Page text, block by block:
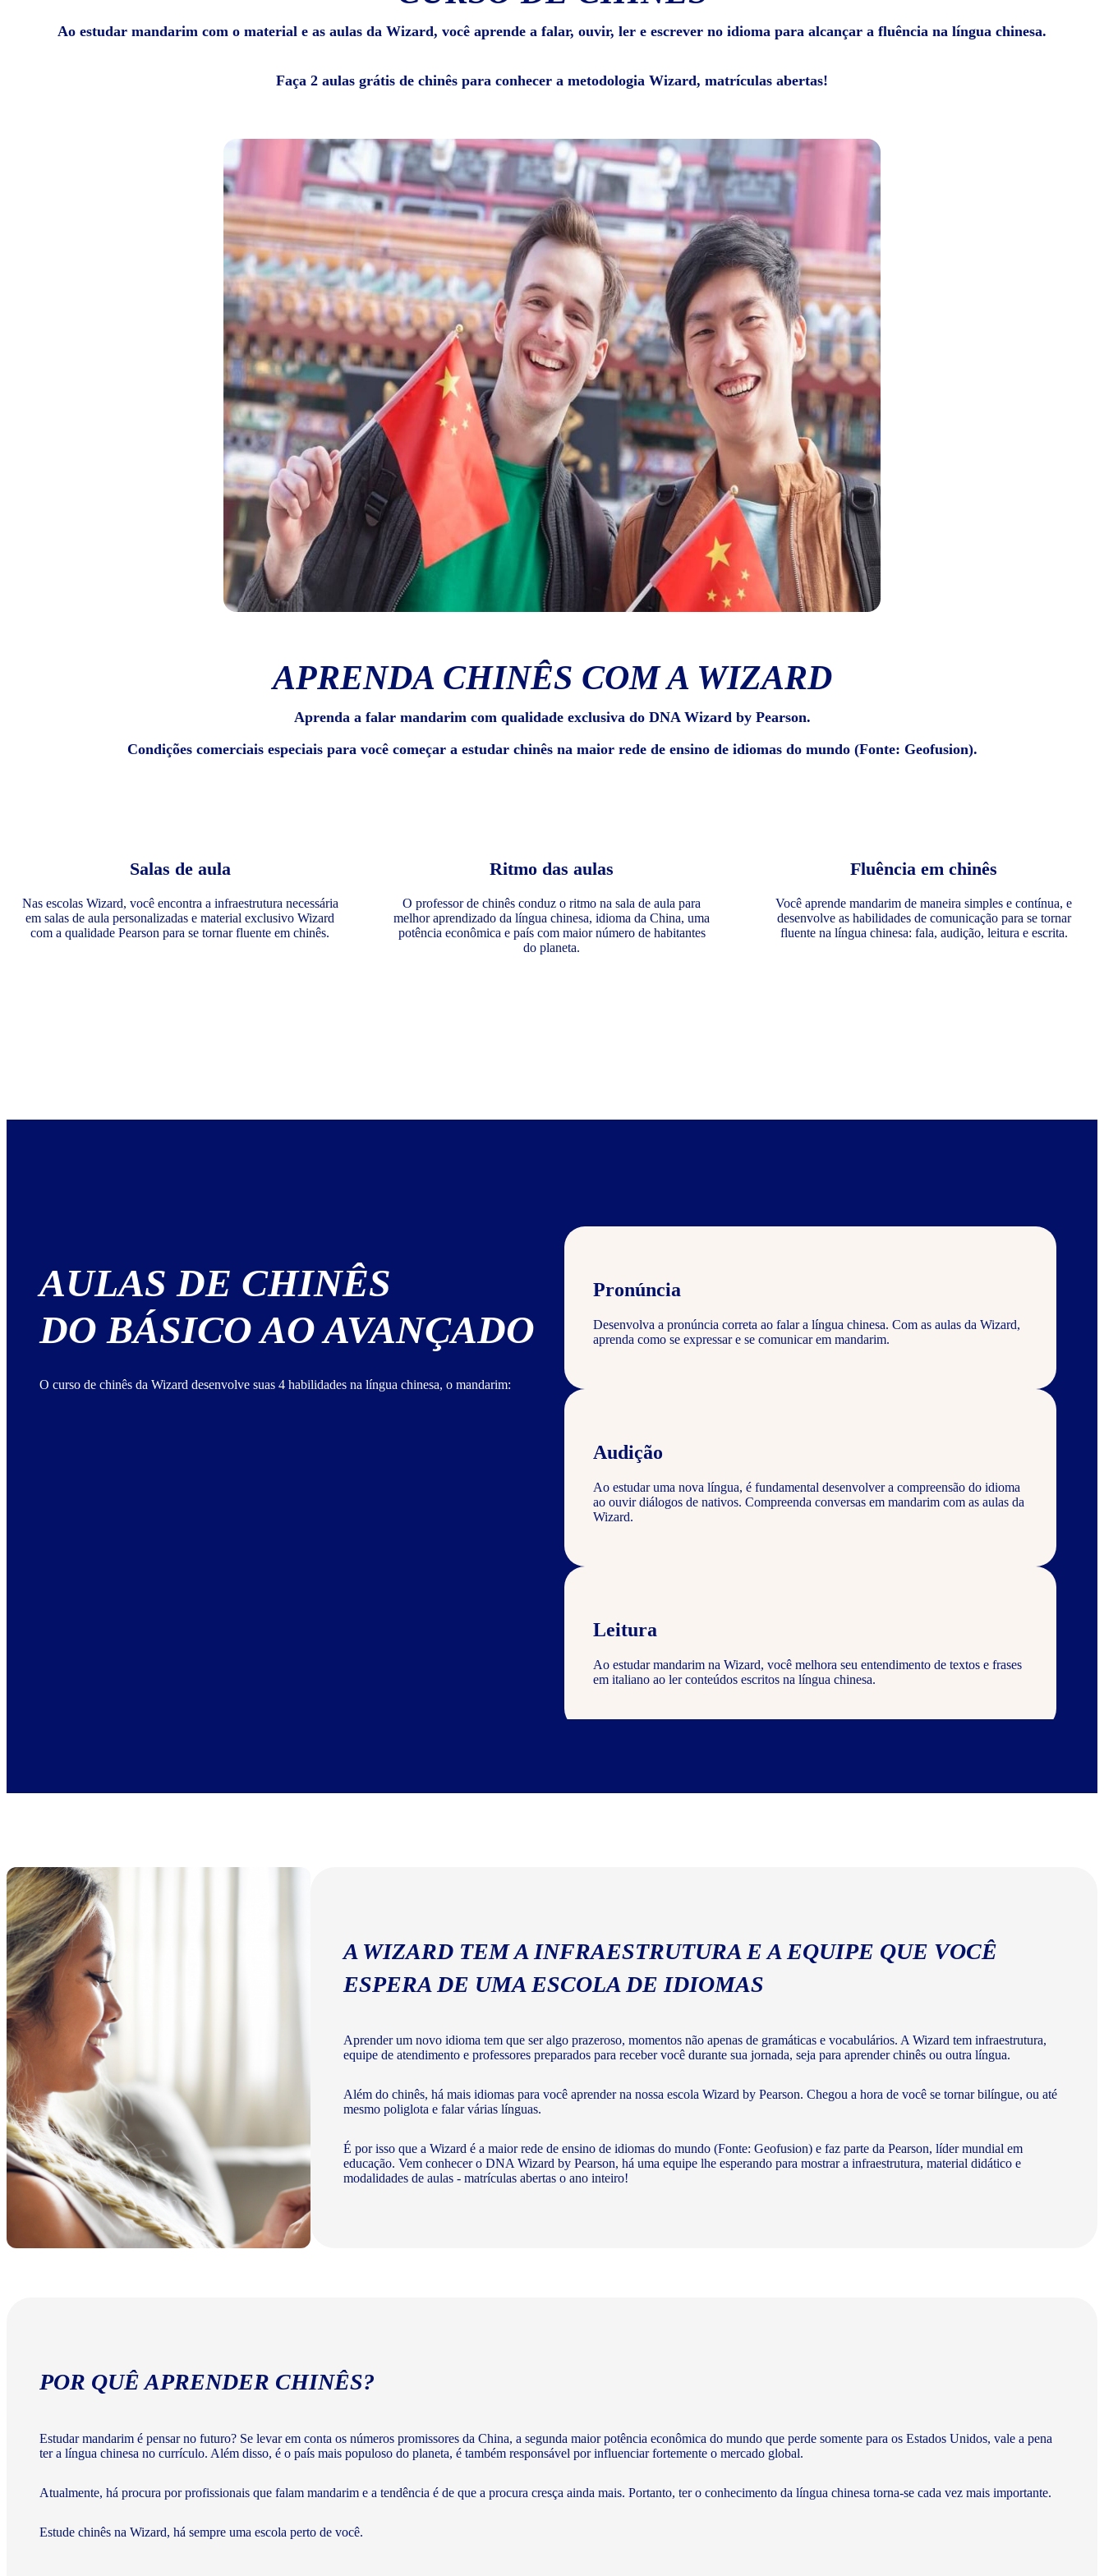
Ao estudar mandarim com o material e as aulas da Wizard, você aprende a falar, ouvir, ler e escrever no idioma para alcançar a fluência na língua chinesa.
Faça 2 aulas grátis de chinês para conhecer a metodologia Wizard, matrículas abertas!
APRENDA CHINÊS COM A WIZARD
Aprenda a falar mandarim com qualidade exclusiva do DNA Wizard by Pearson.
Condições comerciais especiais para você começar a estudar chinês na maior rede de ensino de idiomas do mundo (Fonte: Geofusion).
Salas de aula
Nas escolas Wizard, você encontra a infraestrutura necessária
em salas de aula personalizadas e material exclusivo Wizard
com a qualidade Pearson para se tornar fluente em chinês.
Ritmo das aulas
O professor de chinês conduz o ritmo na sala de aula para
melhor aprendizado da língua chinesa, idioma da China, uma
potência econômica e país com maior número de habitantes
do planeta.
Fluência em chinês
Você aprende mandarim de maneira simples e contínua, e
desenvolve as habilidades de comunicação para se tornar
fluente na língua chinesa: fala, audição, leitura e escrita.
AULAS DE CHINÊS
DO BÁSICO AO AVANÇADO
O curso de chinês da Wizard desenvolve suas 4 habilidades na língua chinesa, o mandarim:
Pronúncia
Desenvolva a pronúncia correta ao falar a língua chinesa. Com as aulas da Wizard,
aprenda como se expressar e se comunicar em mandarim.
Audição
Ao estudar uma nova língua, é fundamental desenvolver a compreensão do idioma
ao ouvir diálogos de nativos. Compreenda conversas em mandarim com as aulas da
Wizard.
Leitura
Ao estudar mandarim na Wizard, você melhora seu entendimento de textos e frases
em italiano ao ler conteúdos escritos na língua chinesa.
Escrita
A WIZARD TEM A INFRAESTRUTURA E A EQUIPE QUE VOCÊ
ESPERA DE UMA ESCOLA DE IDIOMAS
Aprender um novo idioma tem que ser algo prazeroso, momentos não apenas de gramáticas e vocabulários. A Wizard tem infraestrutura,
equipe de atendimento e professores preparados para receber você durante sua jornada, seja para aprender chinês ou outra língua.
Além do chinês, há mais idiomas para você aprender na nossa escola Wizard by Pearson. Chegou a hora de você se tornar bilíngue, ou até
mesmo poliglota e falar várias línguas.
É por isso que a Wizard é a maior rede de ensino de idiomas do mundo (Fonte: Geofusion) e faz parte da Pearson, líder mundial em
educação. Vem conhecer o DNA Wizard by Pearson, há uma equipe lhe esperando para mostrar a infraestrutura, material didático e
modalidades de aulas - matrículas abertas o ano inteiro!
POR QUÊ APRENDER CHINÊS?
Estudar mandarim é pensar no futuro? Se levar em conta os números promissores da China, a segunda maior potência econômica do mundo que perde somente para os Estados Unidos, vale a pena
ter a língua chinesa no currículo. Além disso, é o país mais populoso do planeta, é também responsável por influenciar fortemente o mercado global.
Atualmente, há procura por profissionais que falam mandarim e a tendência é de que a procura cresça ainda mais. Portanto, ter o conhecimento da língua chinesa torna-se cada vez mais importante.
Estude chinês na Wizard, há sempre uma escola perto de você.